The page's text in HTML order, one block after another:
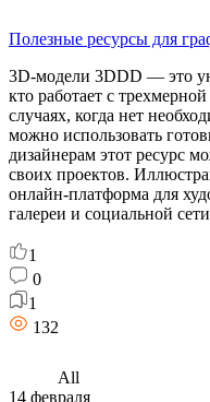
Полезные ресурсы для
3D-модели 3DDD — это
кто работает с
случаях, когда нет
можно использовать
дизайнерам этот ресурс
своих проектов.
онлайн-платформа для
галереи и социальной
1
0
1
132
All
14 февраля